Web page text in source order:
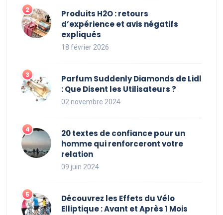
Produits H2O : retours
d’expérience et avis négatifs
expliqués
18 février 2026
Parfum Suddenly Diamonds de Lidl
: Que Disent les Utilisateurs ?
02 novembre 2024
20 textes de confiance pour un
homme qui renforceront votre
relation
09 juin 2024
Découvrez les Effets du Vélo
Elliptique : Avant et Après 1 Mois